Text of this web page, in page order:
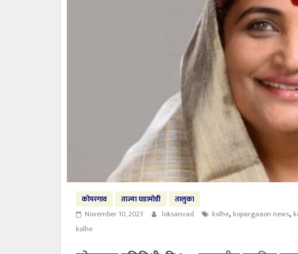
कोपरगाव ताज्या घडामोडी
तालुका
November 10, 2023
loksanvad kolhe, kopargaaon news,
kolhe